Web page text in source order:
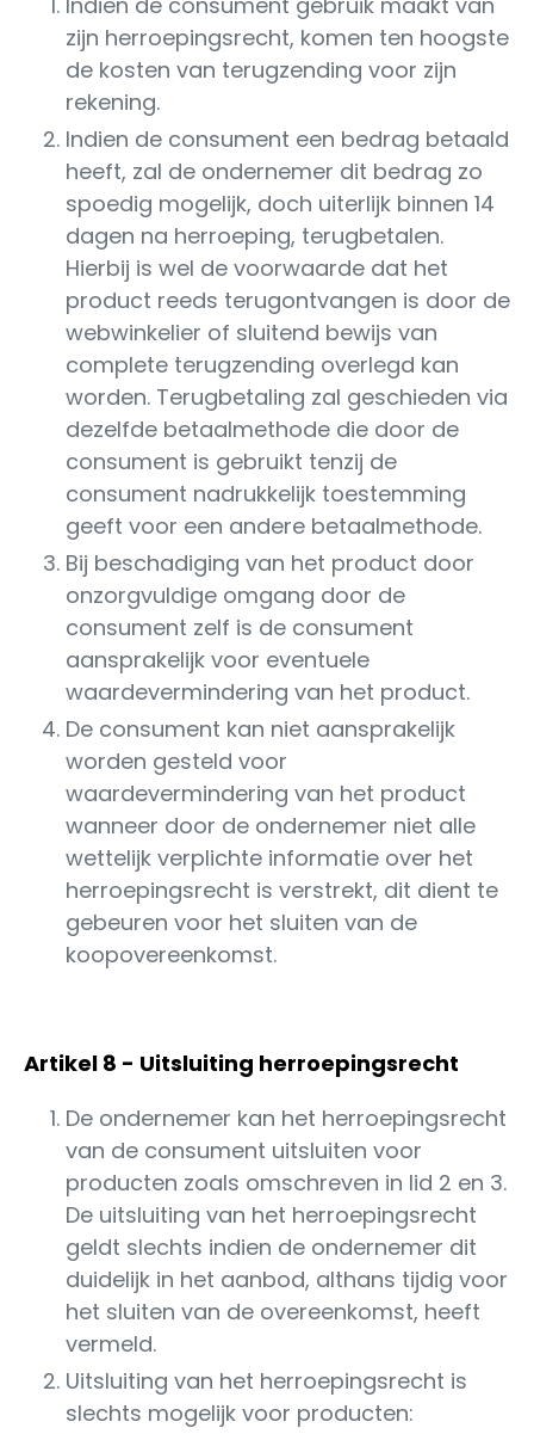
zijn herroepingsrecht, komen ten hoogste
de kosten van terugzending voor zijn
rekening.
Indien de consument een bedrag betaald
heeft, zal de ondernemer dit bedrag zo
spoedig mogelijk, doch uiterlijk binnen 14
dagen na herroeping, terugbetalen.
Hierbij is wel de voorwaarde dat het
product reeds terugontvangen is door de
webwinkelier of sluitend bewijs van
complete terugzending overlegd kan
worden. Terugbetaling zal geschieden via
dezelfde betaalmethode die door de
consument is gebruikt tenzij de
consument nadrukkelijk toestemming
geeft voor een andere betaalmethode.
Bij beschadiging van het product door
onzorgvuldige omgang door de
consument zelf is de consument
aansprakelijk voor eventuele
waardevermindering van het product.
De consument kan niet aansprakelijk
worden gesteld voor
waardevermindering van het product
wanneer door de ondernemer niet alle
wettelijk verplichte informatie over het
herroepingsrecht is verstrekt, dit dient te
gebeuren voor het sluiten van de
koopovereenkomst.
Artikel 8 - Uitsluiting herroepingsrecht
De ondernemer kan het herroepingsrecht
van de consument uitsluiten voor
producten zoals omschreven in lid 2 en 3.
De uitsluiting van het herroepingsrecht
geldt slechts indien de ondernemer dit
duidelijk in het aanbod, althans tijdig voor
het sluiten van de overeenkomst, heeft
vermeld.
Uitsluiting van het herroepingsrecht is
slechts mogelijk voor producten: